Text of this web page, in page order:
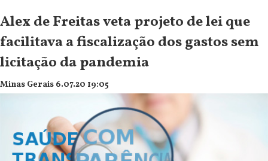
Alex de Freitas veta projeto de lei que
facilitava a fiscalização dos gastos sem
licitação da pandemia
Minas Gerais 6.07.20 19:05